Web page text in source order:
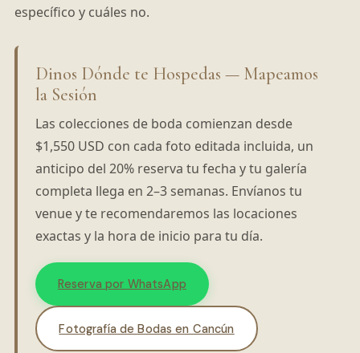
específico y cuáles no.
Dinos Dónde te Hospedas — Mapeamos
la Sesión
Las colecciones de boda comienzan desde
$1,550 USD con cada foto editada incluida, un
anticipo del 20% reserva tu fecha y tu galería
completa llega en 2–3 semanas. Envíanos tu
venue y te recomendaremos las locaciones
exactas y la hora de inicio para tu día.
Reserva por WhatsApp
Fotografía de Bodas en Cancún